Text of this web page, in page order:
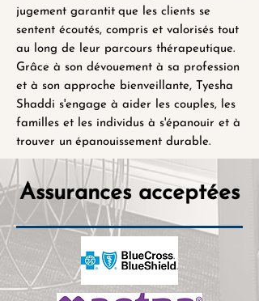
jugement garantit que les clients se
sentent écoutés, compris et valorisés tout
au long de leur parcours thérapeutique.
Grâce à son dévouement à sa profession
et à son approche bienveillante, Tyesha
Shaddi s'engage à aider les couples, les
familles et les individus à s'épanouir et à
trouver un épanouissement durable.
Assurances acceptées